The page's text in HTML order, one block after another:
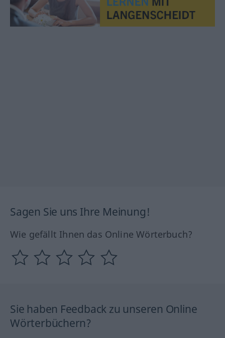
Sagen Sie uns Ihre Meinung!
Wie gefällt Ihnen das Online Wörterbuch?
Sie haben Feedback zu unseren Online
Wörterbüchern?